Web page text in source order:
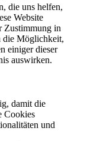
die uns helfen,
Website
Zustimmung in
die Möglichkeit,
einiger dieser
auswirken.
damit die
Cookies
und